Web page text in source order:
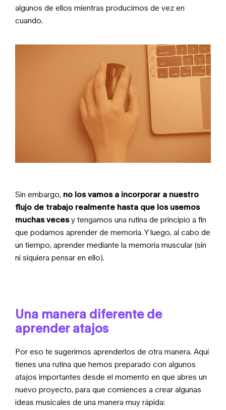
algunos de ellos mientras producimos de vez en
cuando.
Sin embargo, no los vamos a incorporar a nuestro
flujo de trabajo realmente hasta que los usemos
muchas vecesy tengamos una rutina de principio a fin
que podamos aprender de memoria. Y luego, al cabo de
un tiempo, aprender mediante la memoria muscular (sin
ni siquiera pensar en ello).
Una manera diferente de
aprender atajos
Por eso te sugerimos aprenderlos de otra manera. Aquí
tienes una rutina que hemos preparado con algunos
atajos importantes desde el momento en que abres un
nuevo proyecto, para que comiences a crear algunas
ideas musicales de una manera muy rápida: